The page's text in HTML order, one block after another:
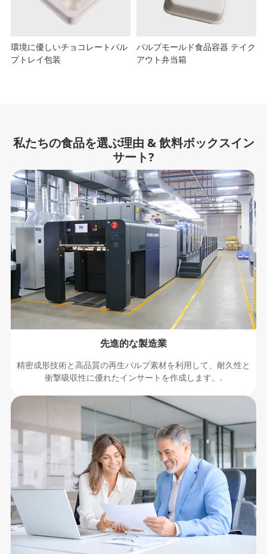
環境に優しいチョコレートパル
プトレイ包装
パルプモールド食品容器 テイク
アウト弁当箱
私たちの食品を選ぶ理由 & 飲料ボックスイン
サート?
先進的な製造業
精密成形技術と高品質の再生パルプ素材を利用して、耐久性と
衝撃吸収性に優れたインサートを作成します。.